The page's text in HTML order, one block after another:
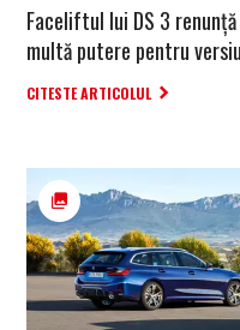
Faceliftul lui DS 3
multă putere pentru
CITESTE ARTICOLUL